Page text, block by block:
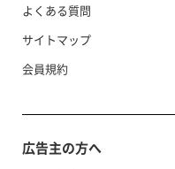
よくある質問
サイトマップ
会員規約
広告主の方へ